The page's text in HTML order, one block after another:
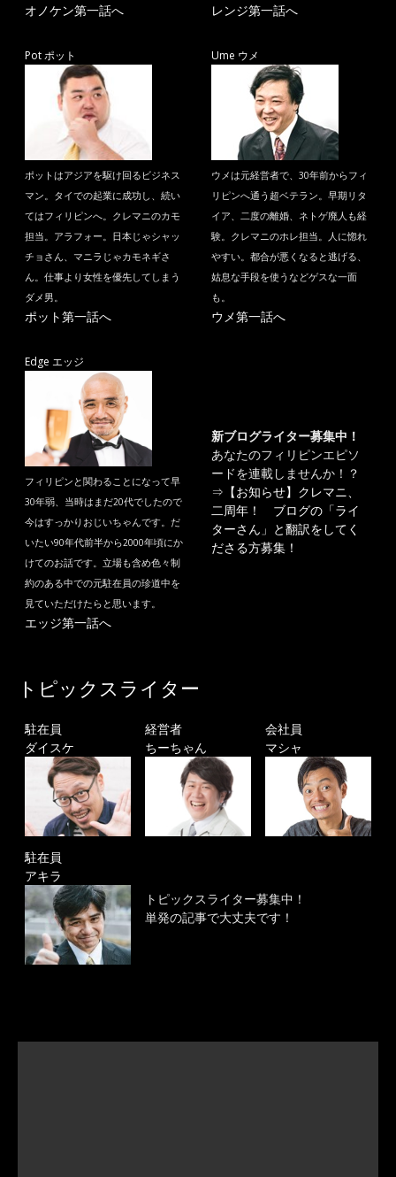
オノケン第一話へ レンジ第一話へ
Pot ポット
ポットはアジアを駆け回るビジネス
マン。タイでの起業に成功し、続い
てはフィリピンへ。クレマニのカモ
担当。アラフォー。日本じゃシャッ
チョさん、マニラじゃカモネギさ
ん。仕事より女性を優先してしまう
ダメ男。
ポット第一話へ
Ume ウメ
ウメは元経営者で、30年前からフィ
リピンへ通う超ベテラン。早期リタ
イア、二度の離婚、ネトゲ廃人も経
験。クレマニのホレ担当。人に惚れ
やすい。都合が悪くなると逃げる、
姑息な手段を使うなどゲスな一面
も。
ウメ第一話へ
Edge エッジ
フィリピンと関わることになって早
30年弱、当時はまだ20代でしたので
今はすっかりおじいちゃんです。だ
いたい90年代前半から2000年頃にか
けてのお話です。立場も含め色々制
約のある中での元駐在員の珍道中を
見ていただけたらと思います。
エッジ第一話へ
新ブログライター募集中！
あなたのフィリピンエピソ
ードを連載しませんか！？
⇒ 【お知らせ】クレマニ、
二周年！ ブログの「ライ
ターさん」と翻訳をしてく
ださる方募集！
トピックスライター
駐在員
ダイスケ
経営者
ちーちゃん
会社員
マシャ
駐在員
アキラ
トピックスライター募集中！
単発の記事で大丈夫です！